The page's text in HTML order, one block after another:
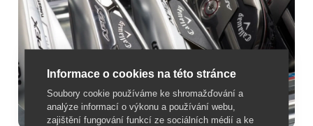
Informace o cookies na této stránce
Soubory cookie používáme ke shromažďování a
analýze informací o výkonu a používání webu,
zajištění fungování funkcí ze sociálních médií a ke